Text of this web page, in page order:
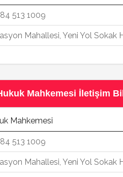
513 1009
Mahallesi, Yeni Yol
Mahkemesi İletişim
Mahkemesi
513 1009
Mahallesi, Yeni Yol